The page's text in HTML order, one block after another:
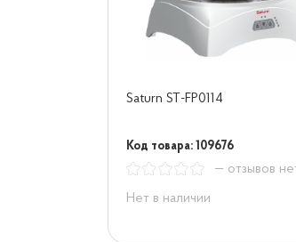
Saturn ST-FP0114
Код товара: 109676
— отзывов
Нет в наличии